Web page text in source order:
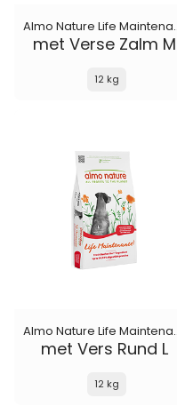
Almo
met Verse Zalm M
12 kg
Almo
met Vers Rund L
12 kg